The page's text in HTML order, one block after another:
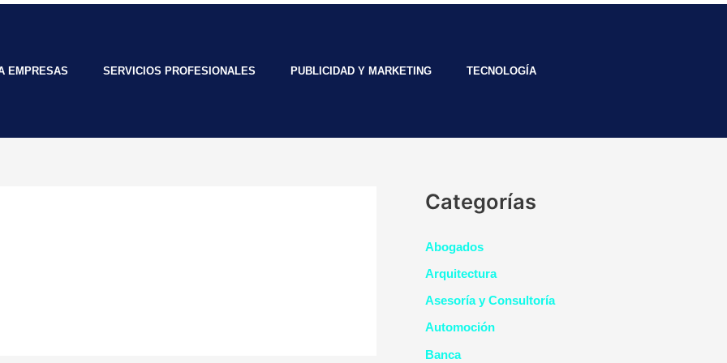
EMPRESAS SERVICIOS PROFESIONALES PUBLICIDAD Y MARKETING TECNOLOGÍA
Categorías
Abogados
Arquitectura
Asesoría y Consultoría
Automoción
Banca